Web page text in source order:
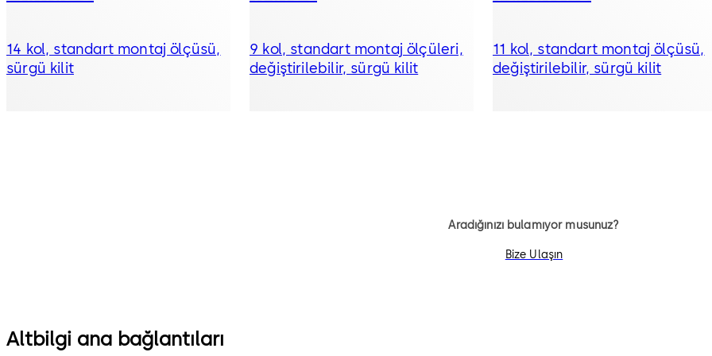
14 kol, standart montaj ölçüsü,
sürgü kilit
9 kol, standart montaj ölçüleri,
değiştirilebilir, sürgü kilit
11 kol, standart montaj ölçüsü,
değiştirilebilir, sürgü kilit
Aradığınızı bulamıyor musunuz?
Bize Ulaşın
Altbilgi ana bağlantıları